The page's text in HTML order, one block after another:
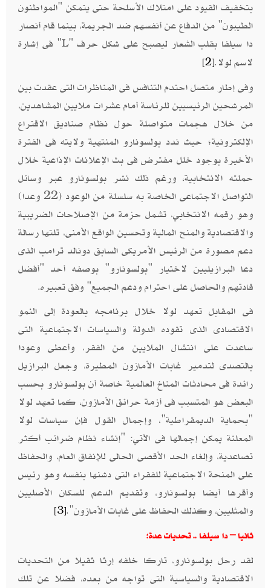
بتخفيف القيود على امتلاك الأسلحة حتى يتمكن "المواطنون
الطيبون" من الدفاع عن أنفسهم ضد الجريمة، بينما قام أنصار
دا سيلفا بقلب الشعار ليصبح على شكل حرف "L" فى إشارة
لاسم لولا.[2]
وفى إطار متصل احتدم التنافس فى المناظرات التى عقدت بين
المرشحين الرئيسيين للرئاسة أمام عشرات ملايين المشاهدين،
من خلال هجمات متواصلة حول نظام صناديق الاقتراع
الإلكترونية؛ حيث ندد بولسونارو المنتهية ولايته فى الفترة
الأخيرة بوجود خلل مفترض فى بث الإعلانات الإذاعية خلال
حملته الانتخابية، ورغم ذلك نشر بولسونارو عبر وسائل
التواصل الاجتماعى الخاصة به سلسلة من الوعود (22 وعدا)
وهو رقمه الانتخابي، تشمل حزمة من الإصلاحات الضريبية
والاقتصادية والمنح المالية وتحسين الواقع الأمنى، تلتها رسالة
دعم مصورة من الرئيس الأمريكى السابق دونالد ترامب الذى
دعا البرازيليين لاختيار "بولسونارو" بوصفه أحد "أفضل
قادتهم والحاصل على احترام ودعم الجميع" وفق تعبيره.
فى المقابل تعهد لولا خلال برنامجه بالعودة إلى النمو
الاقتصادى الذى تقوده الدولة والسياسات الاجتماعية التى
ساعدت على انتشال الملايين من الفقر، وأعطى وعودا
بالتصدى لتدمير غابات الأمازون المطيرة، وجعل البرازيل
رائدة فى محادثات المناخ العالمية خاصة أن بولسونارو بحسب
البعض هو المتسبب فى أزمة حرائق الأمازون، كما تعهد لولا
"بحماية الديمقراطية"، وإجمال القول فإن سياسات لولا
المعلنة يمكن إجمالها فى الآتي: "إنشاء نظام ضرائب أكثر
تصاعدية، وإلغاء الحد الأقصى الحالى للإنفاق العام، والحفاظ
على المنحة الاجتماعية للفقراء التى دشنها بنفسه وهو رئيس
وأقرها أيضا بولسونارو، وتقديم الدعم للسكان الأصليين
والمثليين، وكذلك الحفاظ على غابات الأمازون".[3]
ثانيا – دا سيلفا .. تحديات عدة:
لقد رحل بولسونارو، تاركا خلفه إرثا ثقيلا من التحديات
الاقتصادية والسياسية التى تواجه من بعده، فضلا عن تلك